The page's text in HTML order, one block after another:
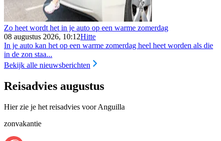
Zo heet wordt het in je auto op een warme zomerdag
08 augustus 2026, 10:12Hitte
In je auto kan het op een warme zomerdag heel heet worden als die
in de zon staa...
Bekijk alle nieuwsberichten
Reisadvies augustus
Hier zie je het reisadvies voor Anguilla
zonvakantie